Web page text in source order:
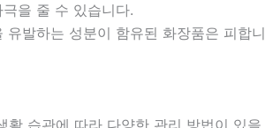
을 줄 수 있습니다.
발하는 성분이 함유된 화장품은 피합니
습관에 따라 다양한 관리 방법이 있을